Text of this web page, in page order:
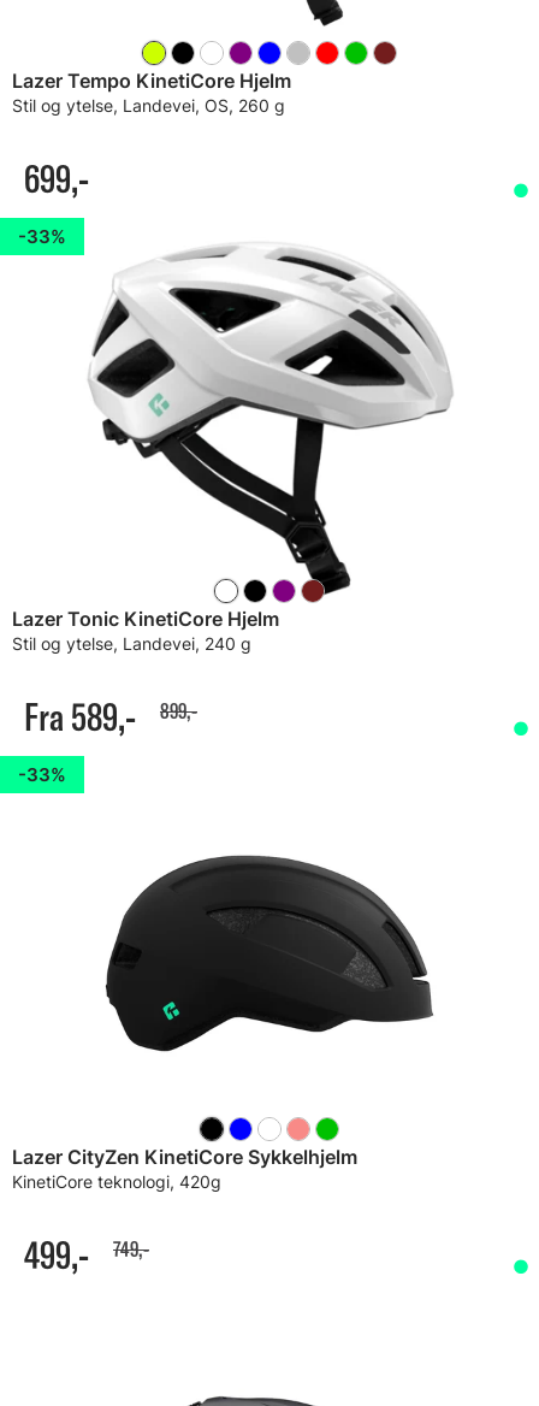
Lazer Tempo KinetiCore Hjelm
Stil og ytelse, Landevei, OS, 260 g
699,-
33%
Lazer Tonic KinetiCore Hjelm
Stil og ytelse, Landevei, 240 g
Fra 589,- 899,-
33%
Lazer CityZen KinetiCore Sykkelhjelm
KinetiCore teknologi, 420g
499,- 749,-